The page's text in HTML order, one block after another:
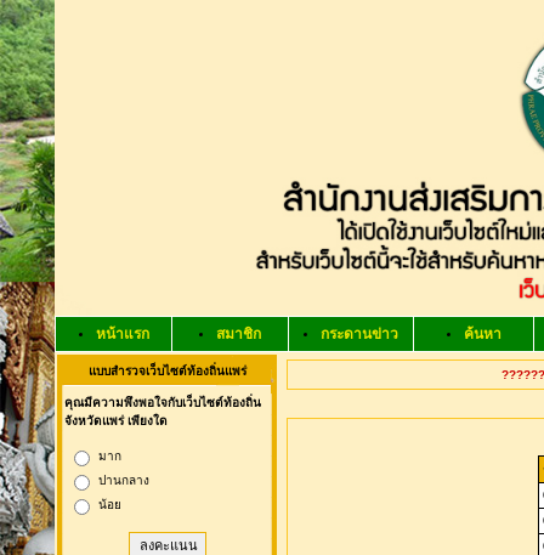
หน้าแรก สมาชิก กระดานข่าว ค้นหา
แบบสำรวจเว็บไซต์ท้องถิ่นแพร่
คุณมีความพึงพอใจกับเว็บไซต์ท้องถิ่น
จังหวัดแพร่ เพียงใด
มาก
ปานกลาง
น้อย